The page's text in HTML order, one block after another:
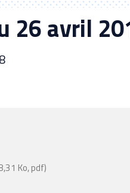
26 avril
Ko, pdf